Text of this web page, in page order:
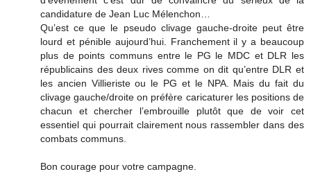
candidature de Jean Luc Mélenchon…
Qu’est ce que le pseudo clivage gauche-droite peut être
lourd et pénible aujourd’hui. Franchement il y a beaucoup
plus de points communs entre le PG le MDC et DLR les
républicains des deux rives comme on dit qu’entre DLR et
les ancien Villieriste ou le PG et le NPA. Mais du fait du
clivage gauche/droite on préfère caricaturer les positions de
chacun et chercher l’embrouille plutôt que de voir cet
essentiel qui pourrait clairement nous rassembler dans des
combats communs.
Bon courage pour votre campagne.